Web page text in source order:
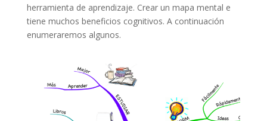
herramienta de aprendizaje. Crear un mapa mental e
tiene muchos beneficios cognitivos. A continuación
enumeraremos algunos.